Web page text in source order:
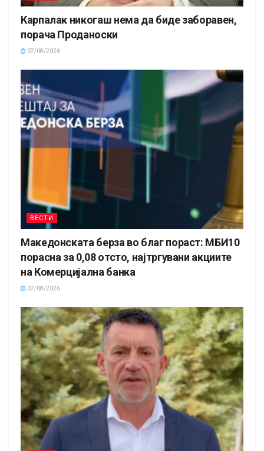
Карпалак никогаш нема да биде заборавен,
порача Проданоски
07/08/2026
ВЕСТИ
Македонската берза во благ пораст: МБИ10
порасна за 0,08 отсто, најтргувани акциите
на Комерцијална банка
07/08/2026